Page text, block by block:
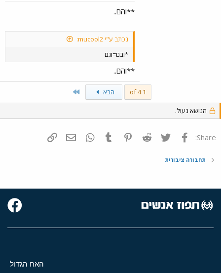
**והם..
נכתב ע"י mucool2:
*ובם=וגם
**והם..
1 of 4 הבא
הנושא נעול.
Share: פייסבוק Twitter
Reddit
Pinterest
Tumblr
WhatsAppדואר אלקטרוני
תחבורה ציבורית
האח הגדול